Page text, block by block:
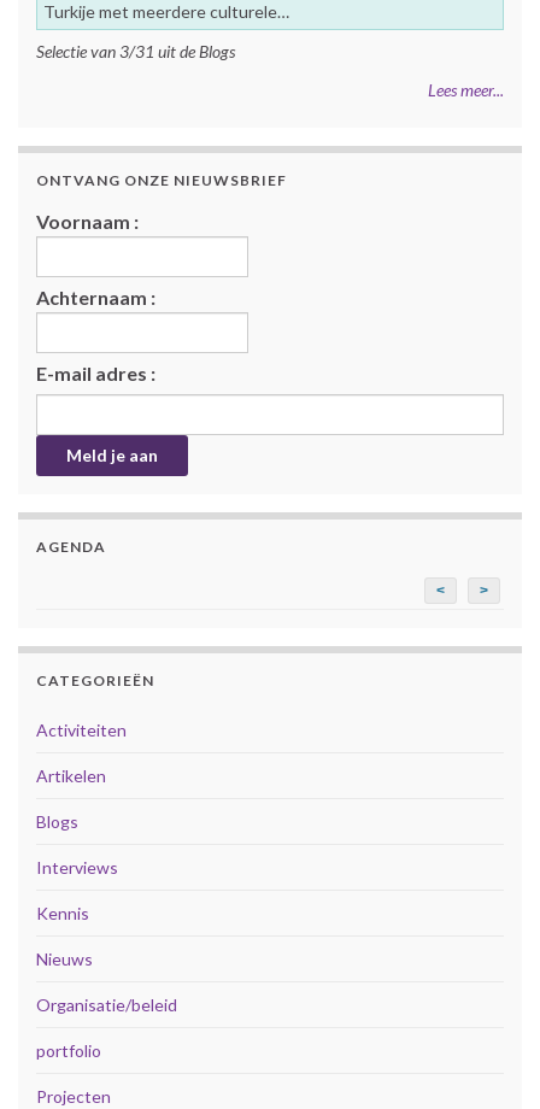
Turkije met meerdere culturele…
Selectie van 3/31 uit de Blogs
Lees meer...
ONTVANG ONZE NIEUWSBRIEF
Voornaam :
Achternaam :
E-mail adres :
AGENDA
< >
CATEGORIEËN
Activiteiten
Artikelen
Blogs
Interviews
Kennis
Nieuws
Organisatie/beleid
portfolio
Projecten